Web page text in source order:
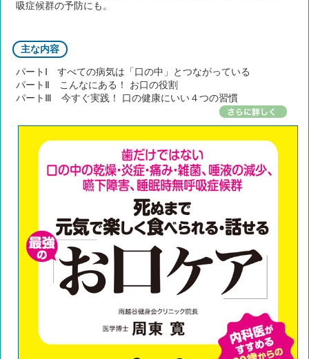
吸症候群の予防にも。
主な内容
パートⅠ すべての病気は「口の中」とつながっている
パートⅡ こんなにある！ お口の役割
パートⅢ 今すぐ実践！ 口の健康にいい４つの習慣